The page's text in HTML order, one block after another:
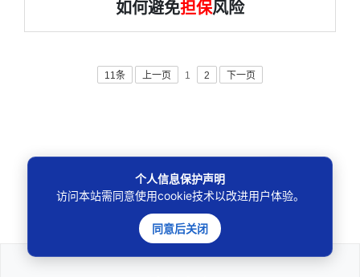
如何避免担保风险
11条 上一页 1 2 下一页
个人信息保护声明
访问本站需同意使用cookie技术以改进用户体验。
同意后关闭